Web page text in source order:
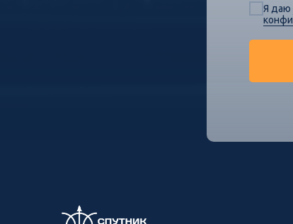
Я даю